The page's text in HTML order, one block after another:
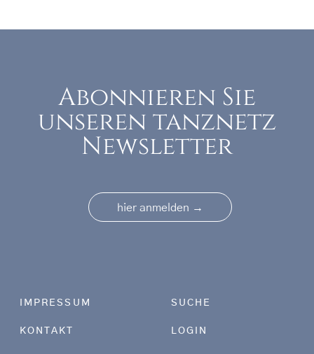
Abonnieren Sie
unseren tanznetz
Newsletter
hier anmelden →
Footer menu
IMPRESSUM
KONTAKT
SUCHE
LOGIN